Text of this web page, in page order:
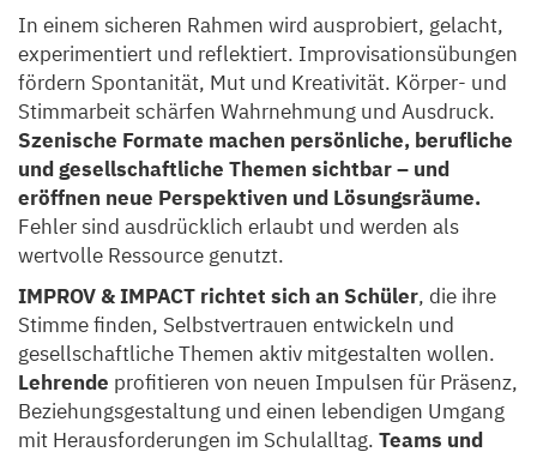
In einem sicheren Rahmen wird ausprobiert, gelacht,
experimentiert und reflektiert. Improvisationsübungen
fördern Spontanität, Mut und Kreativität. Körper- und
Stimmarbeit schärfen Wahrnehmung und Ausdruck.
Szenische Formate machen persönliche, berufliche
und gesellschaftliche Themen sichtbar – und
eröffnen neue Perspektiven und Lösungsräume.
Fehler sind ausdrücklich erlaubt und werden als
wertvolle Ressource genutzt.
IMPROV & IMPACT richtet sich an Schüler, die ihre
Stimme finden, Selbstvertrauen entwickeln und
gesellschaftliche Themen aktiv mitgestalten wollen.
Lehrende profitieren von neuen Impulsen für Präsenz,
Beziehungsgestaltung und einen lebendigen Umgang
mit Herausforderungen im Schulalltag. Teams und